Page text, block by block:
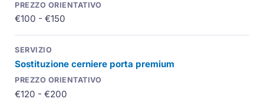
€100 - €150
Sostituzione cerniere porta premium
€120 - €200